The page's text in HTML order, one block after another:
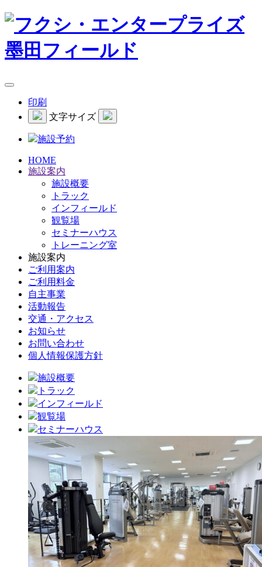
印刷
文字サイズ
施設予約
HOME
施設案内
施設概要
トラック
インフィールド
観覧場
セミナーハウス
トレーニング室
施設案内
ご利用案内
ご利用料金
自主事業
活動報告
交通・アクセス
お知らせ
お問い合わせ
個人情報保護方針
施設概要
トラック
インフィールド
観覧場
セミナーハウス